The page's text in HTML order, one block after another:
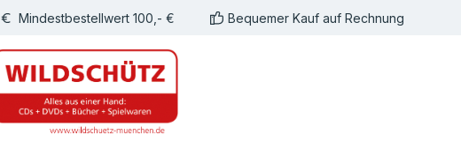
Mindestbestellwert 100,- € Bequemer Kauf auf Rechnung